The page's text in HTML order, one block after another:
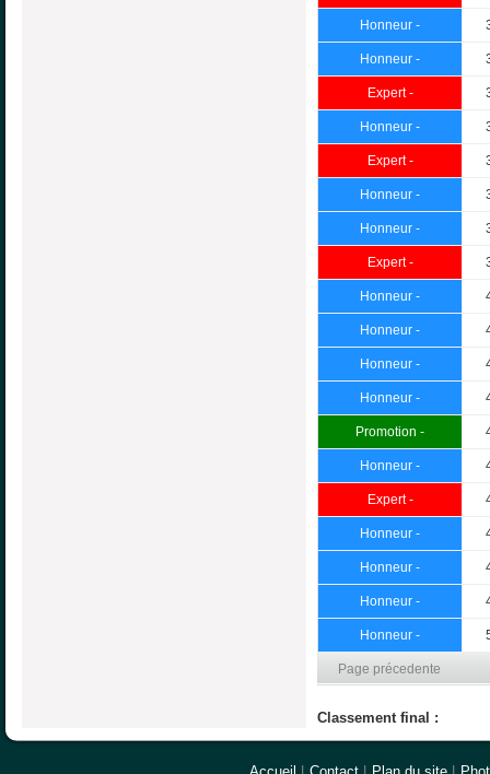
Honneur -
Honneur -
Expert -
Honneur -
Expert -
Honneur -
Honneur -
Expert -
Honneur -
Honneur -
Honneur -
Honneur -
Promotion -
Honneur -
Expert -
Honneur -
Honneur -
Honneur -
Honneur -
Page précedente
Classement final :